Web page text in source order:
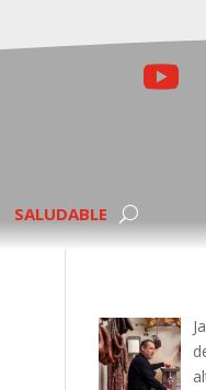
SALUDABLE